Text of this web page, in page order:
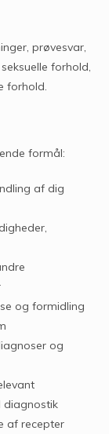
prøvesvar,
forhold,
forhold.
formål:
af dig
og formidling
og
diagnostik
af recepter